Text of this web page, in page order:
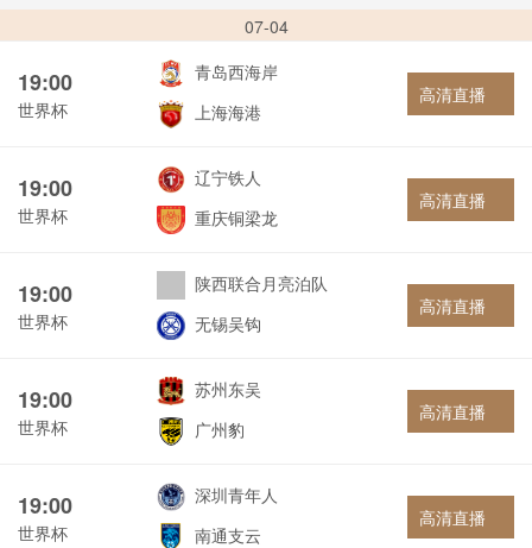
07-04
19:00
世界杯
青岛西海岸
上海海港
高清直播
19:00
世界杯
辽宁铁人
重庆铜梁龙
高清直播
19:00
世界杯
陕西联合月亮泊队
无锡吴钩
高清直播
19:00
世界杯
苏州东吴
广州豹
高清直播
19:00
世界杯
深圳青年人
南通支云
高清直播